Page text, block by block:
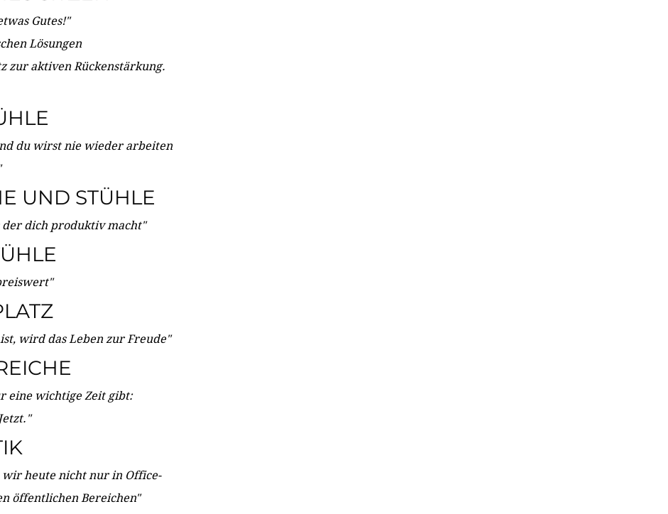
Gutes!"
Lösungen
zur aktiven Rückenstärkung.
du wirst nie wieder arbeiten
UND STÜHLE
dich produktiv macht"
wird das Leben zur Freude"
eine wichtige Zeit gibt:
wir heute nicht nur in Office-
öffentlichen Bereichen"